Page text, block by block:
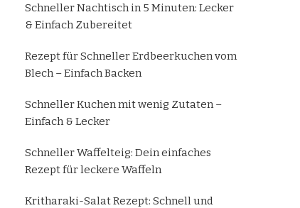
Schneller Nachtisch in 5 Minuten: Lecker
& Einfach Zubereitet
Rezept für Schneller Erdbeerkuchen vom
Blech – Einfach Backen
Schneller Kuchen mit wenig Zutaten –
Einfach & Lecker
Schneller Waffelteig: Dein einfaches
Rezept für leckere Waffeln
Kritharaki-Salat Rezept: Schnell und